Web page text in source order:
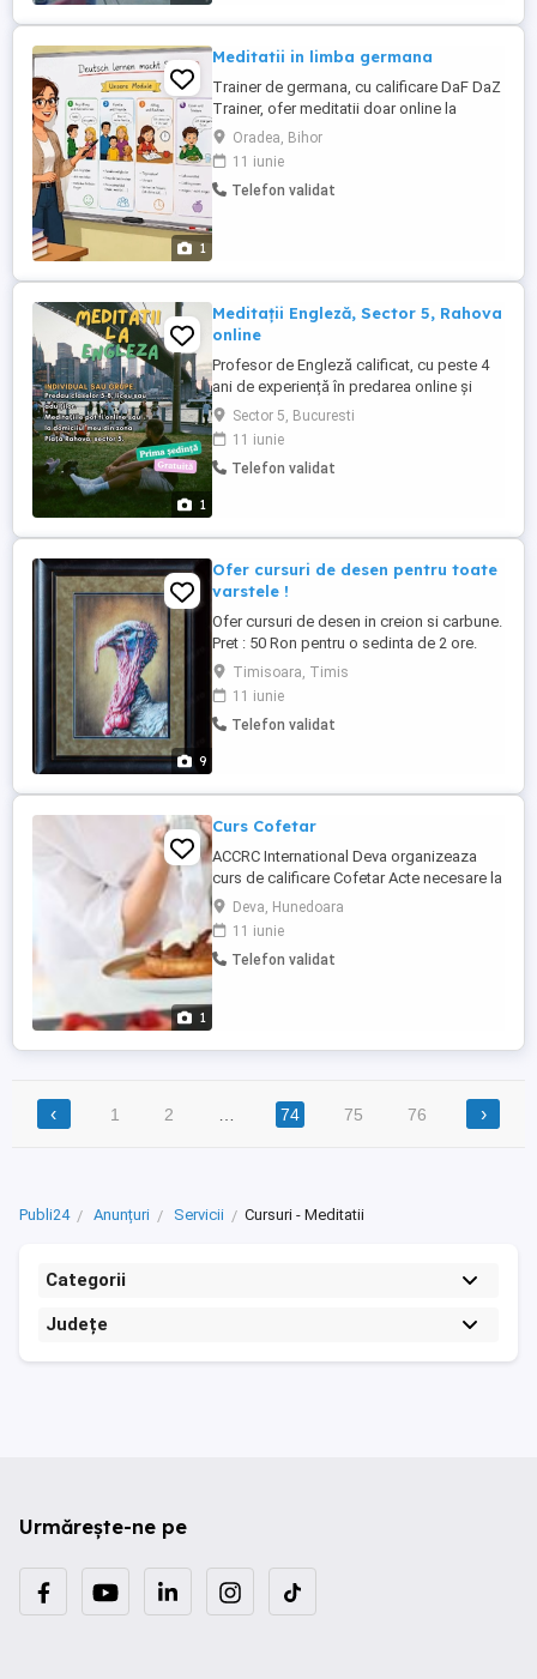
1
Meditatii in limba germana
Trainer de germana, cu calificare DaF DaZ
Trainer, ofer meditatii doar online la
germana nivelurile A1-B1. Te ajut sa
intelegi gramatica usor, sa vorbesti cu mai
multa incredere si sa inveti intr-un ritm
potrivit pentru tine. Explicatii clare si pe
Oradea, Bihor
11 iunie
Telefon validat
1
Meditații Engleză, Sector 5, Rahova
online
Profesor de Engleză calificat, cu peste 4
ani de experiență în predarea online și
fizică. Absolvent al Modulului
Psihopedagogic din cadrul Universității
din București și al specializării Business
Administration, deținător al certificatului
Sector 5, Bucuresti
11 iunie
Telefon validat
9
Ofer cursuri de desen pentru toate
varstele !
Ofer cursuri de desen in creion si carbune.
Pret : 50 Ron pentru o sedinta de 2 ore.
Timisoara, Timis
11 iunie
Telefon validat
1
Curs Cofetar
ACCRC International Deva organizeaza
curs de calificare Cofetar Acte necesare la
inscriere: -copie dupa actul de identitate -
copie dupa certificatul de nastere -copie
dupa certificatul de casatorie/divort(daca
v-ati schimbat numele) -copie dupa
Deva, Hunedoara
11 iunie
Telefon validat
‹ 1 2 74 75 76 ›
Publi24 Anunțuri Servicii Cursuri - Meditatii
Categorii
Județe
Urmărește-ne pe